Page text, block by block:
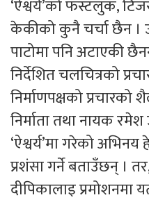
‘ऐश्वर्य’को फस्टलुक,
केकीको कुनै चर्चा छैन ।
पाटोमा पनि अटाएकी
निर्देशित चलचित्रको
निर्माणपक्षको प्रचारको
निर्माता तथा नायक
‘ऐश्वर्य’मा गरेको
प्रशंसा गर्ने बताउँछन् ।
दीपिकालाइ प्रमोशनमा